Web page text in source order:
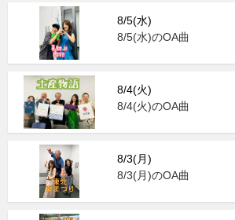
8/5(水)
8/5(水)のOA曲
8/4(火)
8/4(火)のOA曲
8/3(月)
8/3(月)のOA曲